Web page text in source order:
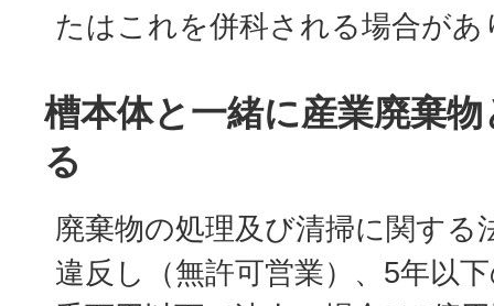
たはこれを併科される場合があ
槽本体と一緒に産業廃棄
る
廃棄物の処理及び清掃に関する
違反し（無許可営業）、5年以